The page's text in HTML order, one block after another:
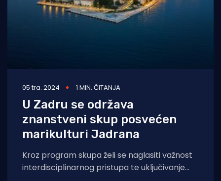
05 tra. 2024 1 MIN. ČITANJA
U Zadru se održava
znanstveni skup posvećen
marikulturi Jadrana
Kroz program skupa želi se naglasiti važnost
interdisciplinarnog pristupa te uključivanje